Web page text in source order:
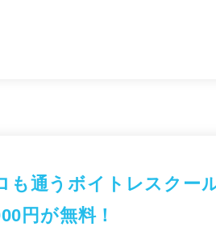
も通うボイトレスクー
円が無料！